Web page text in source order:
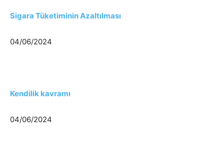
Sigara Tüketiminin Azaltılması
04/06/2024
Kendilik kavramı
04/06/2024